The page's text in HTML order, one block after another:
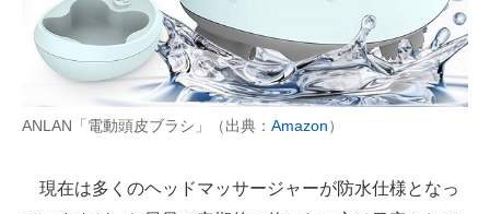
ANLAN「電動頭皮ブラシ」（出典： Amazon）
現在は多くのヘッドマッサージャーが防水仕様となっ